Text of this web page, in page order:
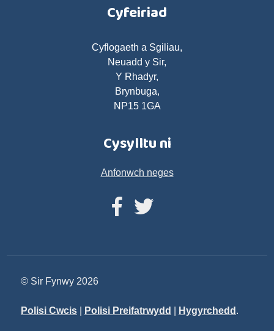
Cyfeiriad
Cyflogaeth a Sgiliau,
Neuadd y Sir,
Y Rhadyr,
Brynbuga,
NP15 1GA
Cysylltu ni
Anfonwch neges
© Sir Fynwy 2026
Polisi Cwcis| Polisi Preifatrwydd Hygyrchedd .